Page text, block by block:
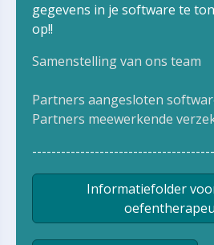
gegevens in je software te
op!!
Samenstelling van ons team
Partners aangesloten
Partners meewerkende
Informatiefolder